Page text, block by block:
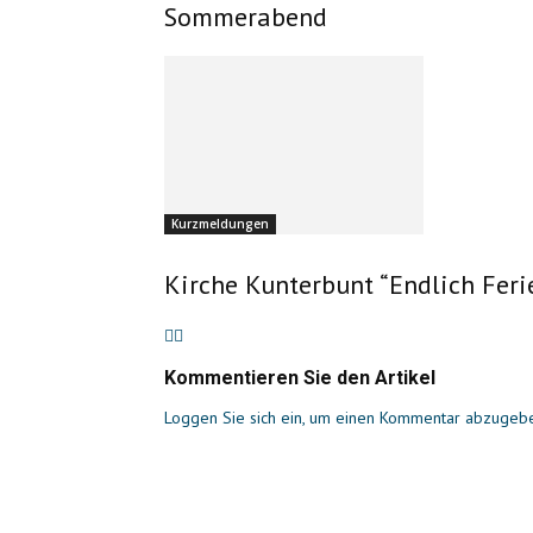
Sommerabend
Kurzmeldungen
Kirche Kunterbunt “Endlich
Kommentieren Sie den Artikel
Loggen Sie sich ein, um einen Kommentar